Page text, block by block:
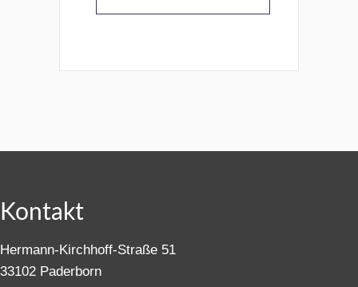
Kontakt
Hermann-Kirchhoff-Straße 51
33102 Paderborn